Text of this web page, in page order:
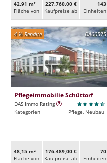
42,91 m²
Fläche von
227.760,00 €
Kaufpreise ab
143
Ein­heiten
DA00575
4 % Rendite
Pflegeimmobilie Schüttorf
DAS Immo Rating
Kategorien
Pflege, Neubau
48,15 m²
Fläche von
176.489,00 €
Kaufpreise ab
70
Ein­heiten